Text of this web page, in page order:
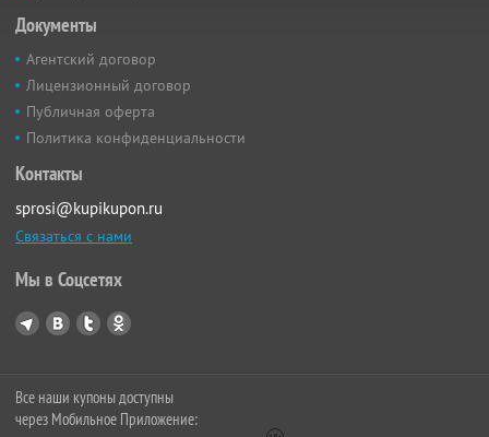
Документы
Агентский договор
Лицензионный договор
Публичная оферта
Политика конфиденциальности
Контакты
sprosi@kupikupon.ru
Связаться с нами
Мы в Соцсетях
Все наши купоны доступны
через Мобильное Приложение: